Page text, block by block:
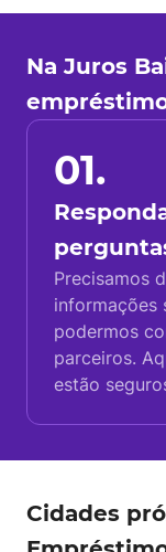
Na Juros
01.
Precisamos
informações
podermos
parceiros.
estão
Cidades